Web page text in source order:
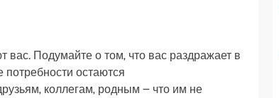
вас. Подумайте о том‚ что вас раздражает в
потребности остаются
коллегам‚ родным ౼ что им не